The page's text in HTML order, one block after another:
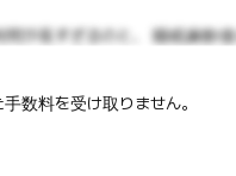
間が長すぎるのと、 睡眠麻
数料を受け取りません。